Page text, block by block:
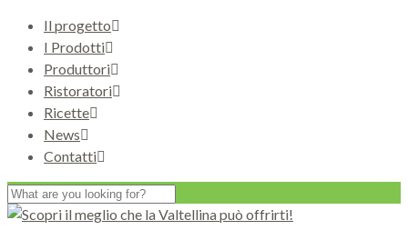
Il progetto
I Prodotti
Produttori
Ristoratori
Ricette
News
Contatti